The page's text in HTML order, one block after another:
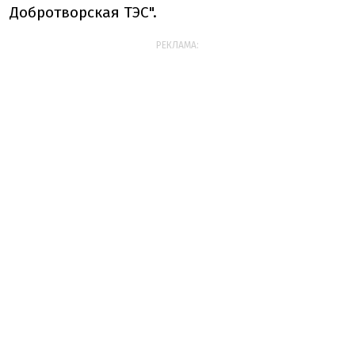
Добротворская ТЭС".
РЕКЛАМА: